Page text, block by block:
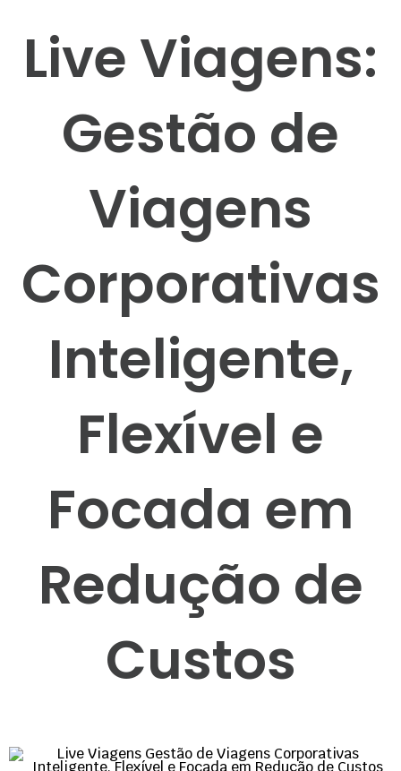
Live Viagens:
Gestão de
Viagens
Corporativas
Inteligente,
Flexível e
Focada em
Redução de
Custos